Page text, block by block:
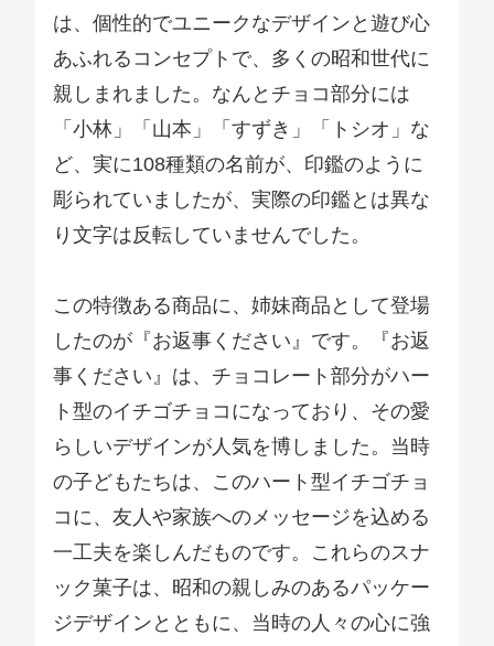
は、個性的でユニークなデザインと遊び心
あふれるコンセプトで、多くの昭和世代に
親しまれました。なんとチョコ部分には
「小林」「山本」「すずき」「トシオ」な
ど、実に108種類の名前が、印鑑のように
彫られていましたが、実際の印鑑とは異な
り文字は反転していませんでした。
この特徴ある商品に、姉妹商品として登場
したのが『お返事ください』です。『お返
事ください』は、チョコレート部分がハー
ト型のイチゴチョコになっており、その愛
らしいデザインが人気を博しました。当時
の子どもたちは、このハート型イチゴチョ
コに、友人や家族へのメッセージを込める
一工夫を楽しんだものです。これらのスナ
ック菓子は、昭和の親しみのあるパッケー
ジデザインとともに、当時の人々の心に強